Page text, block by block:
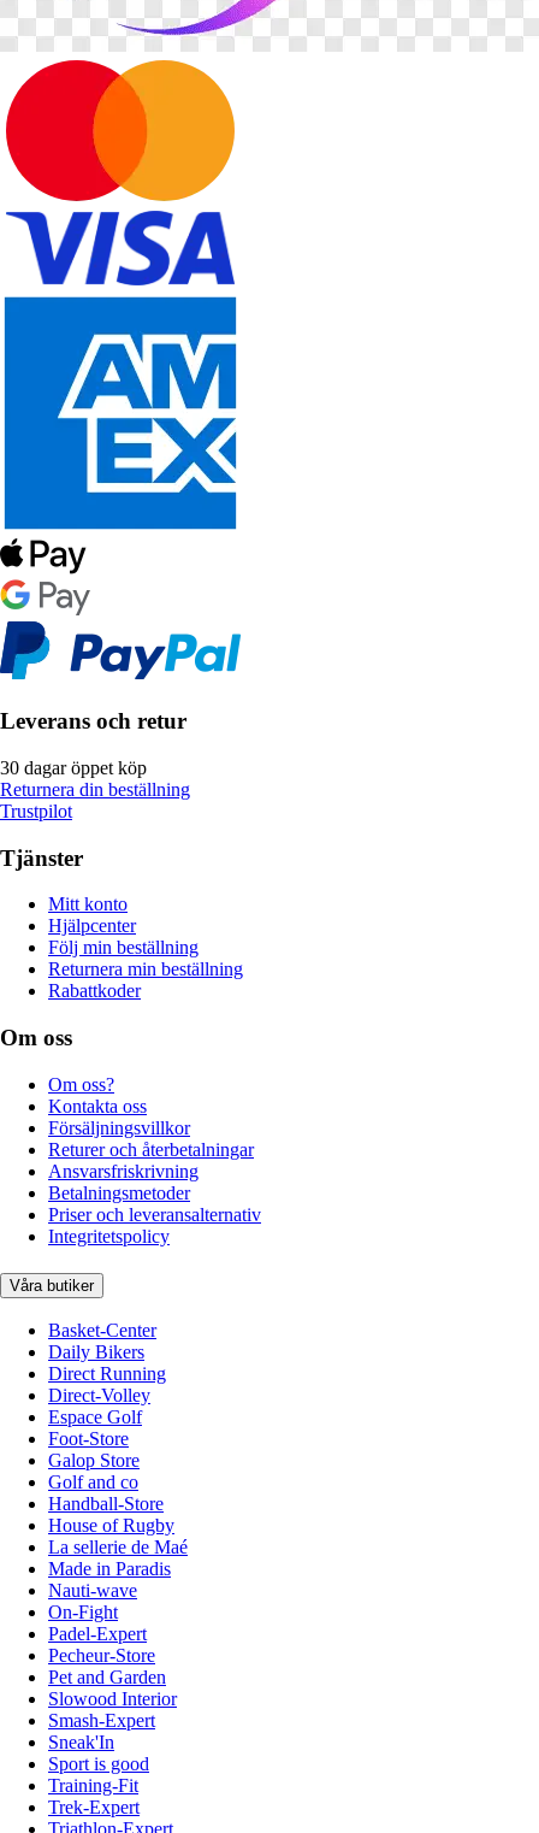
Leverans och retur
30 dagar öppet köp
Returnera din beställning
Trustpilot
Tjänster
Mitt konto
Hjälpcenter
Följ min beställning
Returnera min beställning
Rabattkoder
Om oss
Om oss?
Kontakta oss
Försäljningsvillkor
Returer och återbetalningar
Ansvarsfriskrivning
Betalningsmetoder
Priser och leveransalternativ
Integritetspolicy
Våra butiker
Basket-Center
Daily Bikers
Direct Running
Direct-Volley
Espace Golf
Foot-Store
Galop Store
Golf and co
Handball-Store
House of Rugby
La sellerie de Maé
Made in Paradis
Nauti-wave
On-Fight
Padel-Expert
Pecheur-Store
Pet and Garden
Slowood Interior
Smash-Expert
Sneak'In
Sport is good
Training-Fit
Trek-Expert